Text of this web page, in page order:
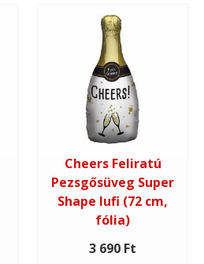
Cheers Feliratú
Pezsgősüveg Super
Shape lufi (72 cm,
fólia)
3 690 Ft